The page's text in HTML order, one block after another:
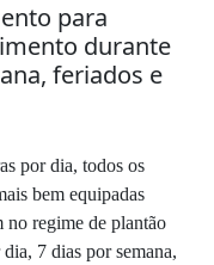
para
durante
feriados e
por dia, todos os
bem equipadas
no regime de plantão
7 dias por semana,